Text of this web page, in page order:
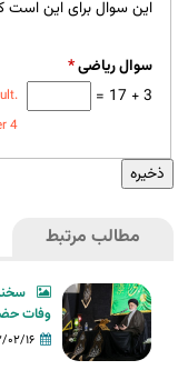
این سوال برای این
سوال ریاضی*
3 + 17 =
4.
مطالب مرتبط
وفات
۱۴۰۲/